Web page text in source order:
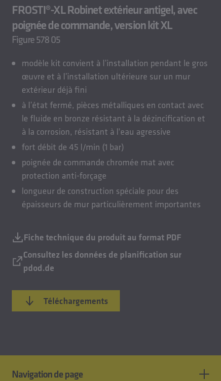
FROSTI®-XL Robinet extérieur antigel, avec
poignée de commande, version kit XL
Figure 578 05
modèle kit convient à l’installation pendant le gros
œuvre et à l’installation ultérieure sur un mur
extérieur déjà fini
à l’état fermé, pièces métalliques en contact avec
le fluide en bronze résistant à la dézincification et
à la corrosion, résistant à l'eau agressive
fort débit de 45 l/min (1 bar)
poignée de commande chromée mat avec
protection anti-forçage
longueur de construction spéciale pour des
épaisseurs de mur particulièrement importantes
Fiche technique du produit au format PDF
Consultez les données de planification sur
pdod.de
Téléchargements
Navigation de page